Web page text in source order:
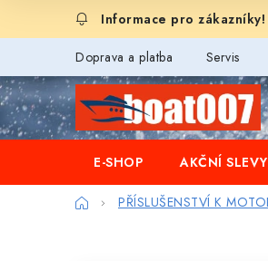
Doprava a platba Servis
E-SHOP
AKČNÍ SLEVY
DomůPŘÍSLUŠENSTVÍ K